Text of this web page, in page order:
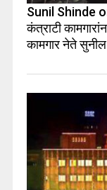
Sunil Shinde
कंत्राटी
कामगार नेते